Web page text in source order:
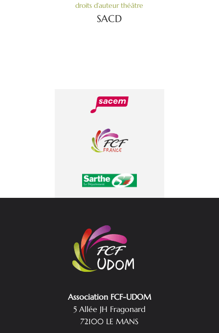
droits d’auteur théâtre
SACD
Association FCF-UDOM
5 Allée JH Fragonard
72100 LE MANS